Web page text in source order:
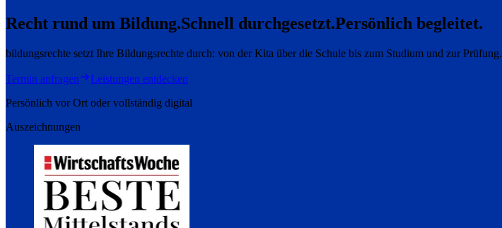
Recht rund um Bildung.Schnell durchgesetzt.Persönlich begleitet.
bildungsrechte setzt Ihre Bildungsrechte durch: von der Kita über die Schule bis zum Studium und zur Prüfung.
Termin anfragen
Leistungen entdecken
Persönlich vor Ort oder vollständig digital
Auszeichnungen